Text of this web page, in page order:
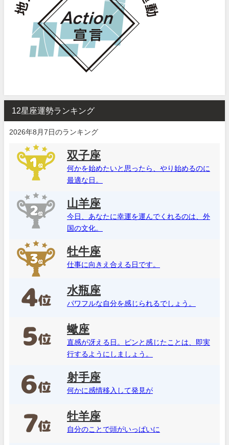
12星座運勢ランキング
2026年8月7日のランキング
双子座
何かを始めたいと思ったら、やり始めるのに
最適な日。
山羊座
今日、あなたに幸運を運んでくれるのは、外
国の文化。
牡牛座
仕事に向きえ合える日です。
水瓶座
パワフルな自分を感じられるでしょう。
蠍座
直感が冴える日。ピンと感じたことは、即実
行するようにしましょう。
射手座
何かに感情移入して発見が
牡羊座
自分のことで頭がいっぱいに